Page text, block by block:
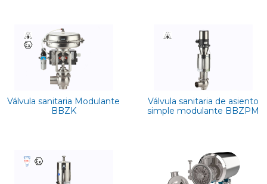
Válvula sanitaria Modulante
BBZK
Válvula sanitaria de asiento
simple modulante BBZPM